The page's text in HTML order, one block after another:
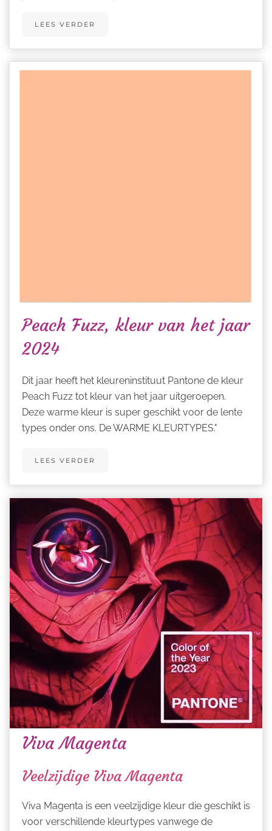
LEES VERDER
Peach Fuzz, kleur van het jaar
2024
Dit jaar heeft het kleureninstituut Pantone de kleur
Peach Fuzz tot kleur van het jaar uitgeroepen.
Deze warme kleur is super geschikt voor de lente
types onder ons. De WARME KLEURTYPES."
LEES VERDER
Viva Magenta
Veelzijdige Viva Magenta
Viva Magenta is een veelzijdige kleur die geschikt is
voor verschillende kleurtypes vanwege de